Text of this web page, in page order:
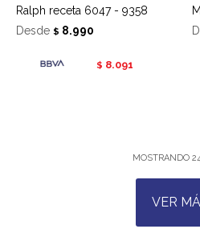
Ralph receta 6047 - 9358
Desde $ 8.990
$ 8.091
MOSTRANDO
VER